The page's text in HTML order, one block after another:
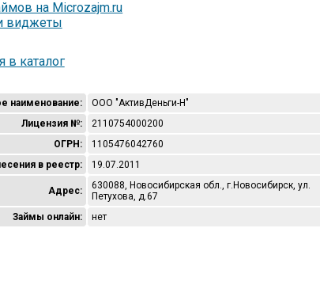
виджеты
в каталог
наименование:
ООО "АктивДеньги-Н"
Лицензия №:
2110754000200
ОГРН:
1105476042760
в реестр:
19.07.2011
Адрес:
630088, Новосибирская обл., г.Новосибирск, ул.
Петухова, д.67
Займы онлайн:
нет